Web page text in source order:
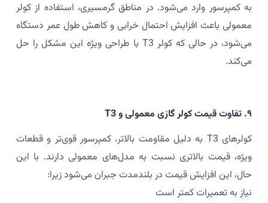
به کمپرسور وارد می‌شود. در مناطق گرمسیری، استفاده از کولر
معمولی باعث افزایش احتمال خرابی و کاهش طول عمر دستگاه
می‌شود، در حالی که کولر T3 با طراحی ویژه این مشکل را حل
می‌کند.
۹. تفاوت قیمت کولر گازی معمولی و T3
کولرهای T3 به دلیل مقاومت بالاتر، کمپرسور قوی‌تر و قطعات
ویژه، قیمت بالاتری نسبت به مدل‌های معمولی دارند. با این
حال، این افزایش قیمت در بلندمدت جبران می‌شود زیرا:
نیاز به تعمیرات کمتر است